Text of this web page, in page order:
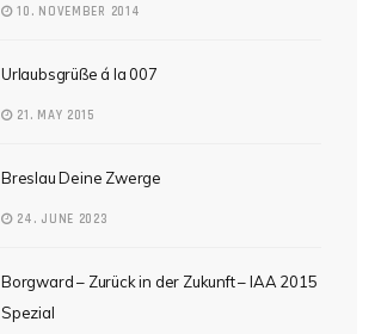
10. NOVEMBER 2014
Urlaubsgrüße á la 007
21. MAY 2015
Breslau Deine Zwerge
24. JUNE 2023
Borgward – Zurück in der Zukunft – IAA 2015
Spezial